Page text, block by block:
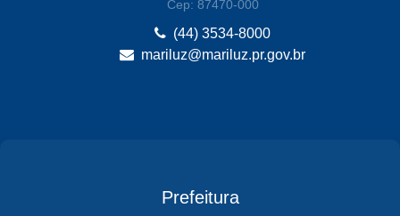
Cep: 87470-000
(44) 3534-8000
mariluz@mariluz.pr.gov.br
Prefeitura